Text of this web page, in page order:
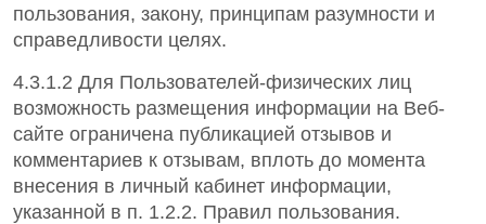
пользования, закону, принципам разумности и
справедливости целях.
4.3.1.2 Для Пользователей-физических лиц
возможность размещения информации на Веб-
сайте ограничена публикацией отзывов и
комментариев к отзывам, вплоть до момента
внесения в личный кабинет информации,
указанной в п. 1.2.2. Правил пользования.